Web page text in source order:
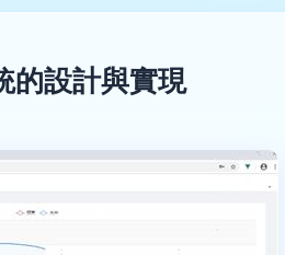
的設計與實現